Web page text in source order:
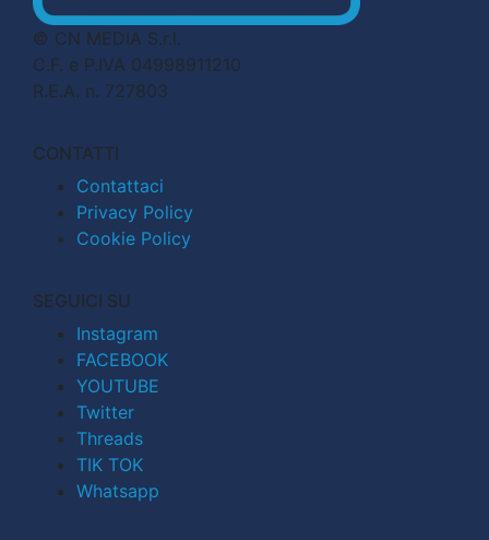
© CN MEDIA S.r.l.
C.F. e P.IVA 04998911210
R.E.A. n. 727803
CONTATTI
Contattaci
Privacy Policy
Cookie Policy
SEGUICI SU
Instagram
FACEBOOK
YOUTUBE
Twitter
Threads
TIK TOK
Whatsapp